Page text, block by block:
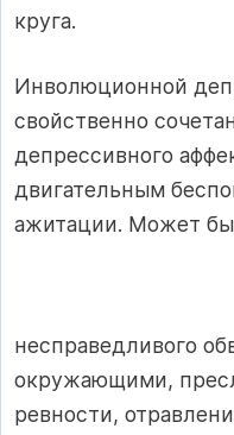
круга.
Инволюционной
свойственно
депрессивного
двигательным
ажитации. Может
несправедливого
окружающими,
ревности,